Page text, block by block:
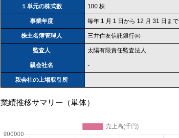
１単元の株式数 100 株
事業年度 毎年 1 月 1 日から 12 月 31 日まで
株主名簿管理人 三井住友信託銀行㈱
監査人 太陽有限責任監査法人
親会社名 -
親会社の上場取引所 -
業績推移サマリー（単体）